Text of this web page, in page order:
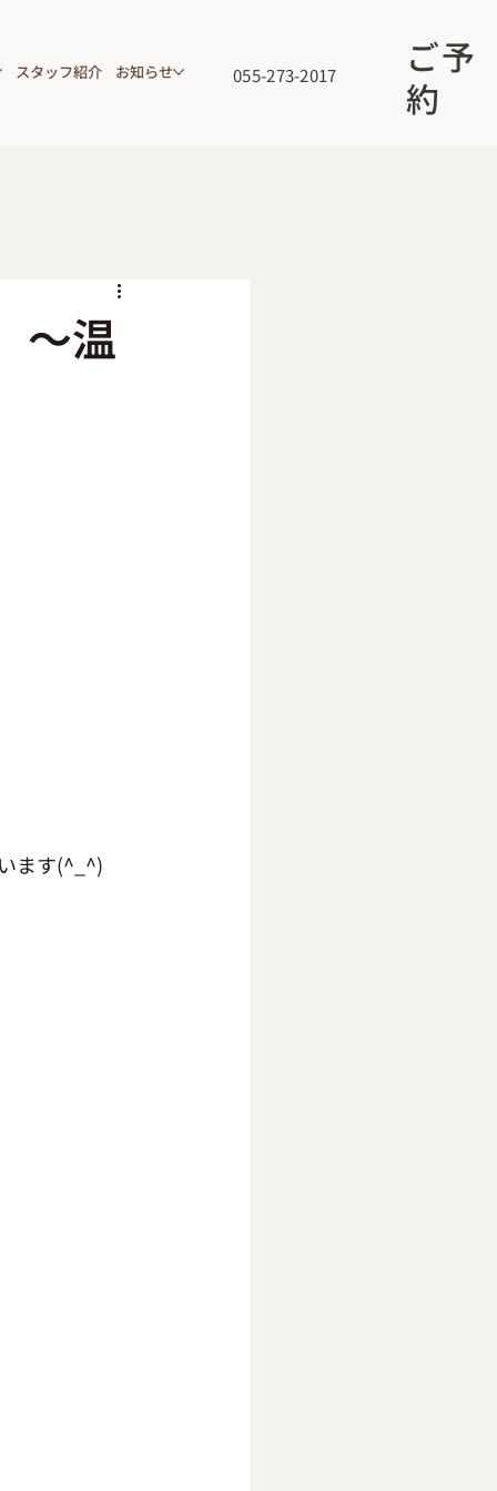
ご予
約
スタッフ紹介 お知らせ 055-273-2017
～温
ます(^_^)